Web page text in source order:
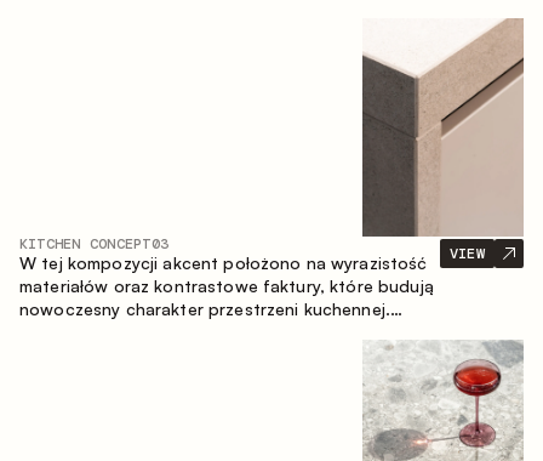
KITCHEN CONCEPT03
W tej kompozycji akcent położono na wyrazistość
materiałów oraz kontrastowe faktury, które budują
nowoczesny charakter przestrzeni kuchennej.
nasyconą, taktylną kompozycję, w której każdy
VIEW